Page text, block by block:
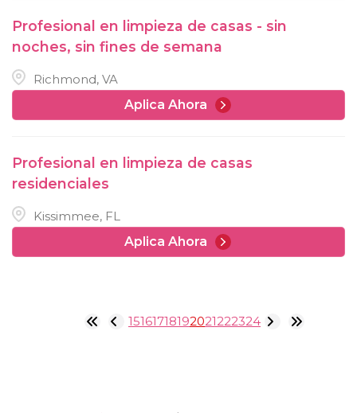
Profesional en limpieza de casas - sin
noches, sin fines de semana
Richmond, VA
Aplica Ahora
Profesional en limpieza de casas
residenciales
Kissimmee, FL
Aplica Ahora
15161718192021222324